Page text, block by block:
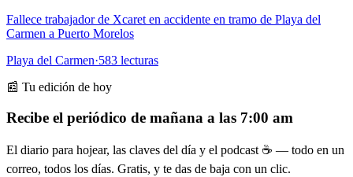
Fallece trabajador de Xcaret en accidente en tramo de Playa del
Carmen a Puerto Morelos
Playa del Carmen·583 lecturas
📰 Tu edición de hoy
Recibe el periódico de mañana a las 7:00 am
El diario para hojear, las claves del día y el podcast ☕ — todo en un
correo, todos los días. Gratis, y te das de baja con un clic.